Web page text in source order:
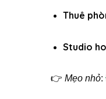
Thuê
Studio
👉 Mẹo nhỏ: